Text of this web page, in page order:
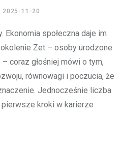
2025-11-20
Ekonomia społeczna daje im
Zet – osoby urodzone
coraz głośniej mówi o tym,
równowagi i poczucia, że
Jednocześnie liczba
kroki w karierze